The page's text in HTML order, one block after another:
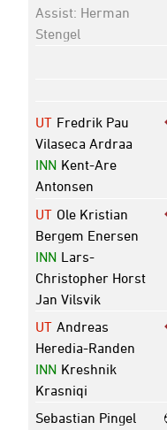
Assist: Herman
Stengel
UT Fredrik Pau
Vilaseca Ardraa
INN Kent-Are
Antonsen
UT Ole Kristian
Bergem Enersen
INN Lars-
Christopher Horst
Jan Vilsvik
UT Andreas
Heredia-Randen
INN Kreshnik
Krasniqi
Sebastian Pingel